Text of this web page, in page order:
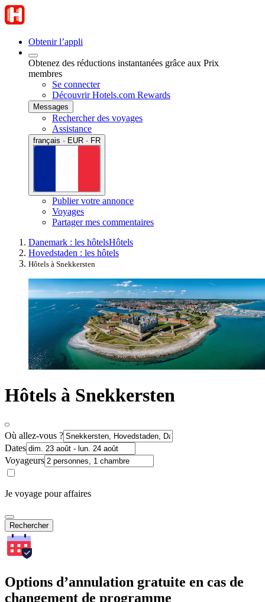
Obtenir l’appli
Obtenez des réductions instantanées grâce aux Prix
membres
Se connecter
Découvrir Hotels.com Rewards
Messages
Rechercher des voyages
Assistance
français · EUR · FR
Publier votre annonce
Voyages
Partager mes commentaires
Danemark : les hôtelsHôtels
Hovedstaden : les hôtels
Hôtels à Snekkersten
Hôtels à Snekkersten
Où allez-vous ?
Dates
Voyageurs
Je voyage pour affaires
Rechercher
Options d’annulation gratuite en cas de
changement de programme